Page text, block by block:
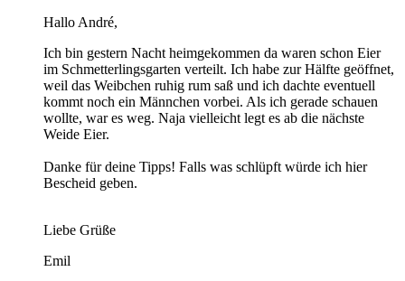
Hallo André,
Ich bin gestern Nacht heimgekommen da waren schon Eier
im Schmetterlingsgarten verteilt. Ich habe zur Hälfte geöffnet,
weil das Weibchen ruhig rum saß und ich dachte eventuell
kommt noch ein Männchen vorbei. Als ich gerade schauen
wollte, war es weg. Naja vielleicht legt es ab die nächste
Weide Eier.
Danke für deine Tipps! Falls was schlüpft würde ich hier
Bescheid geben.
Liebe Grüße
Emil